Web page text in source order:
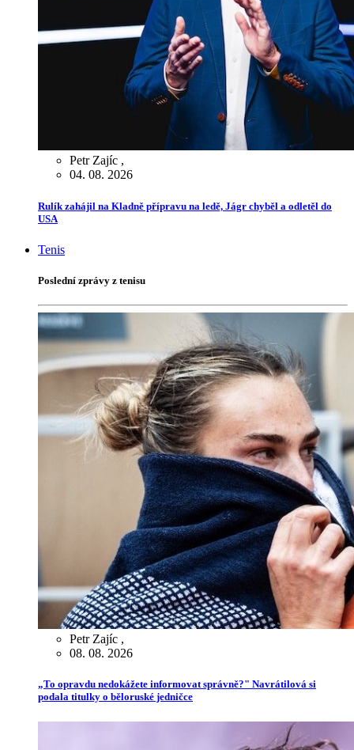
Petr Zajíc ,
04. 08. 2026
Rulík zahájil na Kladně přípravu na ledě, Jágr chyběl a odletěl do
USA
Tenis
Poslední zprávy z tenisu
Petr Zajíc ,
08. 08. 2026
„To opravdu nedokážete informovat správně?" Navrátilová si
podala titulky o běloruské jedničce